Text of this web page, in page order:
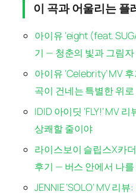
이 곡과 어울리는 플
아이유 ‘eight (feat.
기 — 청춘의 빛과 그림자
아이유 ‘Celebrity’ MV
곡이 건네는 특별한 위로
IDID 아이딧 ‘FLY!’ MV
상쾌할 줄이야
라이스보이 슬립스X카
후기 — 버스 안에서 나
JENNIE ‘SOLO’ MV 리